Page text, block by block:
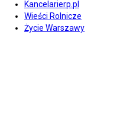
Kancelarierp.pl
Wieści Rolnicze
Życie Warszawy